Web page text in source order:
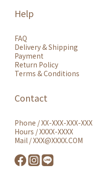
Help
FAQ
Delivery & Shipping
Payment
Return Policy
Terms & Conditions
Contact
Phone / XX-XXX-XXX-XXX
Hours / XXXX-XXXX
Mail / XXX@XXXX.COM